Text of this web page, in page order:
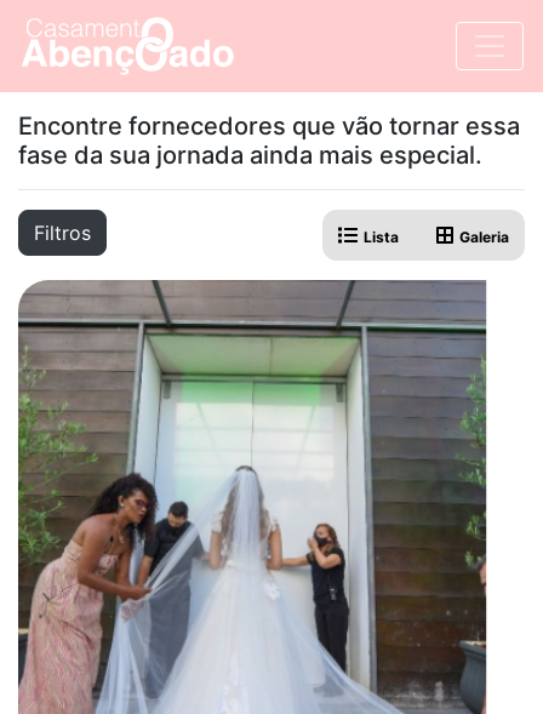
Encontre fornecedores que vão tornar essa
fase da sua jornada ainda mais especial.
Filtros Lista Galeria